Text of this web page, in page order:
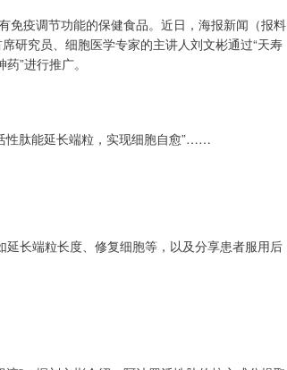
疫调节功能的保健食品。近日，海报新闻（报料
研究员、细胞医学专家的主讲人刘文彬通过“天寿
”进行推广。
性肽能延长端粒，实现细胞自愈”……
长端粒长度、修复细胞等，以及分享患者服用后